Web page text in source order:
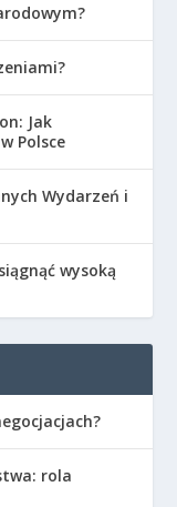
Jak
Polsce
Wydarzeń i
wysoką
rola